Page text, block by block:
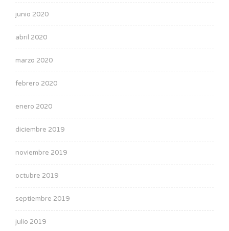
junio 2020
abril 2020
marzo 2020
febrero 2020
enero 2020
diciembre 2019
noviembre 2019
octubre 2019
septiembre 2019
julio 2019